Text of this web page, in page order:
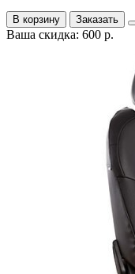
В корзину Заказать
Ваша скидка: 600 р.